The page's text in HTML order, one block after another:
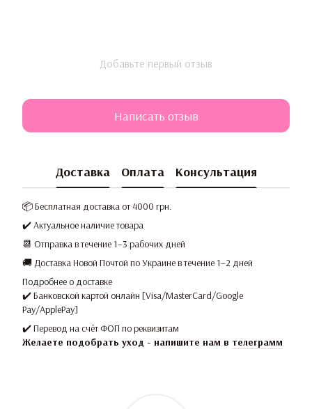
Добавьте первый отзыв
Написать отзыв
Доставка Оплата Консультация
📦 Бесплатная доставка от 4000 грн.
✔️ Актуальное наличие товара
📆 Отправка в течение 1–3 рабочих дней
🚚 Доставка Новой Почтой по Украине в течение 1–2 дней
Подробнее о доставке
✔️ Банковской картой онлайн [Visa/MasterCard/Google
Pay/ApplePay]
✔️ Перевод на счёт ФОП по реквизитам
Желаете подобрать уход - напишите нам в телеграмм